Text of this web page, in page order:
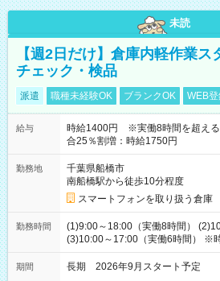
未読
【週2日だけ】倉庫内軽作業
チェック・検品
派遣 職種未経験OK ブランクOK WEB
給与
時給1400円 ※実働8時間を超える
合25％割増：時給1750円
勤務地
千葉県船橋市
南船橋駅から徒歩10分程度
スマートフォンを取り扱う倉庫
勤務時間
(1)9:00～18:00（実働8時間）
(3)10:00～17:00（実働6時間） ※
期間 長期 2026年9月スタート予定